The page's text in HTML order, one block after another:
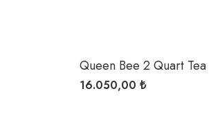
Queen Bee 2 Quart Tea
Kettle
16.050,00 ₺